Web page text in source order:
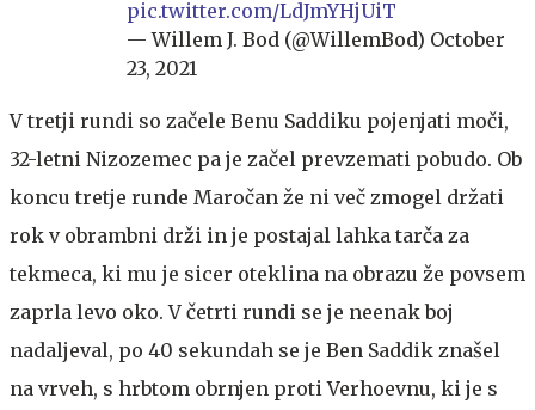
pic.twitter.com/LdJmYHjUiT
— Willem J. Bod (@WillemBod) October
23, 2021
V tretji rundi so začele Benu Saddiku pojenjati moči,
32-letni Nizozemec pa je začel prevzemati pobudo. Ob
koncu tretje runde Maročan že ni več zmogel držati
rok v obrambni drži in je postajal lahka tarča za
tekmeca, ki mu je sicer oteklina na obrazu že povsem
zaprla levo oko. V četrti rundi se je neenak boj
nadaljeval, po 40 sekundah se je Ben Saddik znašel
na vrveh, s hrbtom obrnjen proti Verhoevnu, ki je s